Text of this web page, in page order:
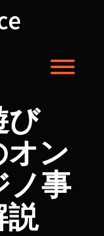
び
ン
ノ事
説